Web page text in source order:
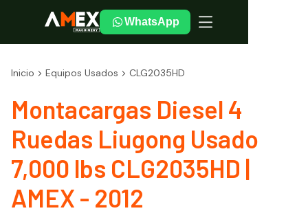
WhatsApp
Inicio Equipos Usados CLG2035HD
Montacargas Diesel 4
Ruedas Liugong Usado
7,000 lbs CLG2035HD |
AMEX - 2012